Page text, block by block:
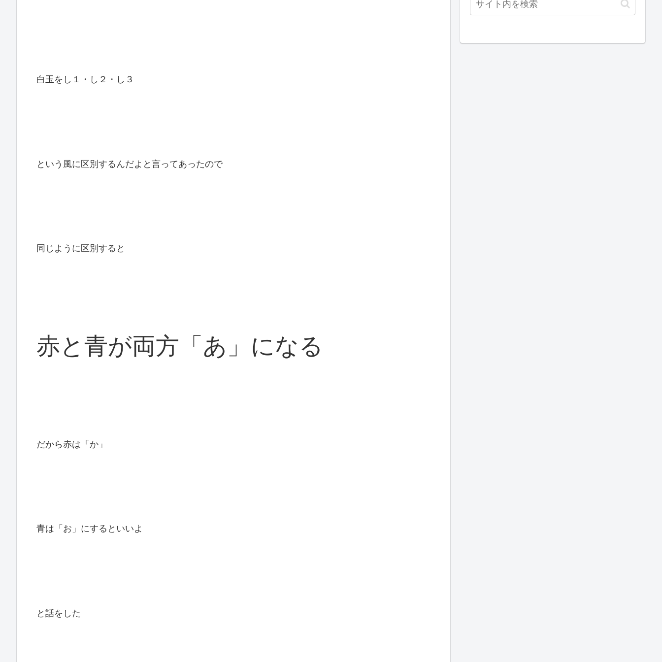
白玉をし１・し２・し３
という風に区別するんだよと言ってあったので
同じように区別すると
赤と青が両方「あ」になる
だから赤は「か」
青は「お」にするといいよ
と話をした